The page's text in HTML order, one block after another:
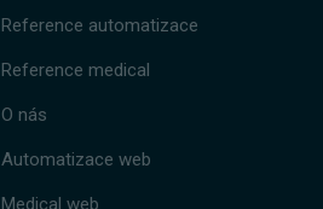
Reference automatizace
Reference medical
O nás
Automatizace web